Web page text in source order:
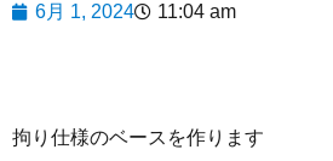
6月 1, 2024 11:04 am
拘り仕様のベースを作ります